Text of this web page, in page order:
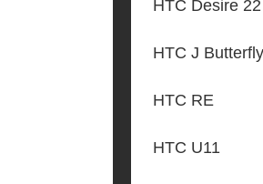
HTC Desire
HTC J Butterfly
HTC RE
HTC U11